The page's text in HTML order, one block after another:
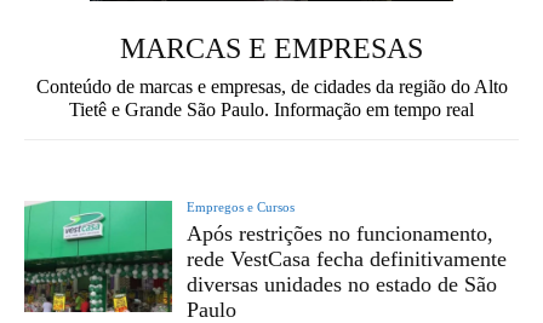
MARCAS E EMPRESAS
Conteúdo de marcas e empresas, de cidades da região do Alto
Tietê e Grande São Paulo. Informação em tempo real
Empregos e Cursos
Após restrições no funcionamento,
rede VestCasa fecha definitivamente
diversas unidades no estado de São
Paulo